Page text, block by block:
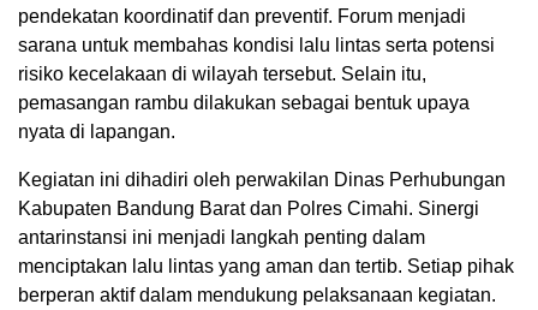
pendekatan koordinatif dan preventif. Forum menjadi
sarana untuk membahas kondisi lalu lintas serta potensi
risiko kecelakaan di wilayah tersebut. Selain itu,
pemasangan rambu dilakukan sebagai bentuk upaya
nyata di lapangan.
Kegiatan ini dihadiri oleh perwakilan Dinas Perhubungan
Kabupaten Bandung Barat dan Polres Cimahi. Sinergi
antarinstansi ini menjadi langkah penting dalam
menciptakan lalu lintas yang aman dan tertib. Setiap pihak
berperan aktif dalam mendukung pelaksanaan kegiatan.